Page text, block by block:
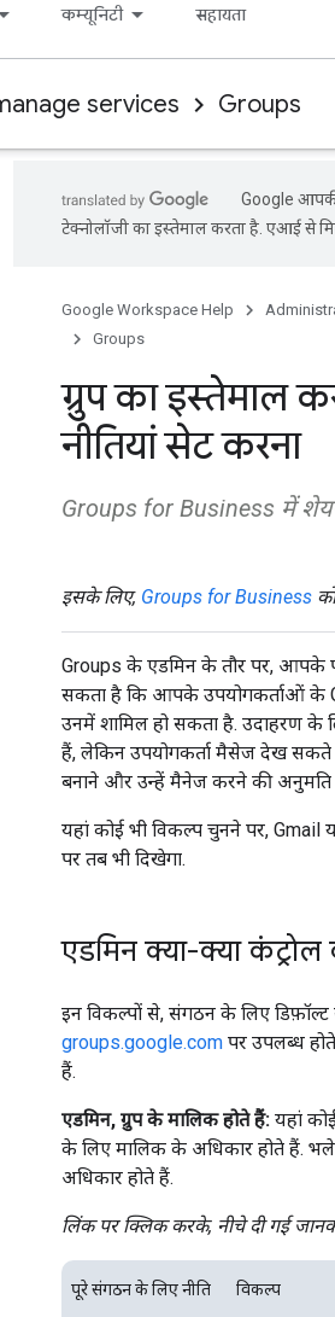
कम्यूनिटी सहायता
services Groups
Google
टेक्नोलॉजी का इस्तेमाल करता है. एआई से
Google Workspace Help
Groups
ग्रुप का इस्तेमाल
नीतियां सेट करना
Groups for Business में
इसके लिए, Groups for Business
Groups के एडमिन के तौर पर, आपके
सकता है कि आपके उपयोगकर्ताओं के
उनमें शामिल हो सकता है. उदाहरण के
हैं, लेकिन उपयोगकर्ता मैसेज देख सकते
बनाने और उन्हें मैनेज करने की अनुमति
यहां कोई भी विकल्प चुनने पर,
पर तब भी दिखेगा.
एडमिन क्या-क्या
इन विकल्पों से, संगठन के लिए
groups.google.com पर उपलब्ध
हैं.
एडमिन, ग्रुप के मालिक होते हैं: यहां
के लिए मालिक के अधिकार होते हैं. भले
अधिकार होते हैं.
लिंक पर क्लिक करके, नीचे दी गई
पूरे संगठन के लिए नीति विकल्प